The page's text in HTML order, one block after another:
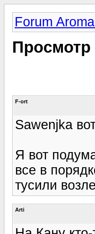
Forum
F-ort
Sawenjka
Я вот
все в
тусили
Arti